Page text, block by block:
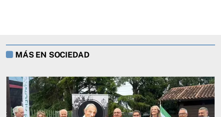
MÁS EN SOCIEDAD